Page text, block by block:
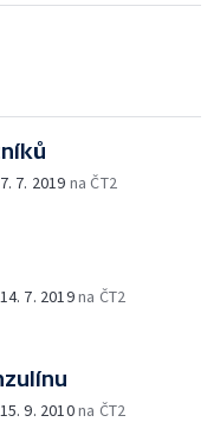
7. 7. 2019 na ČT2
14. 7. 2019na ČT2
15. 9. 2010na ČT2